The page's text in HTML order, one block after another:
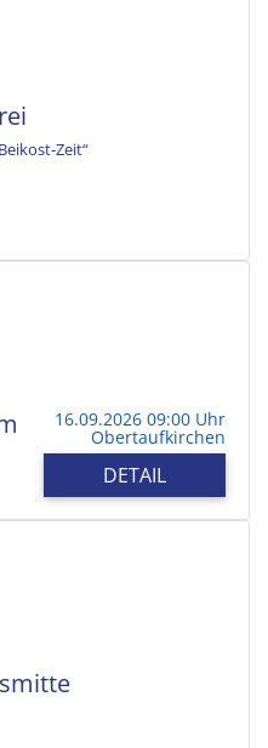
Zeit“
16.09.2026 09:00 Uhr
Obertaufkirchen
DETAIL